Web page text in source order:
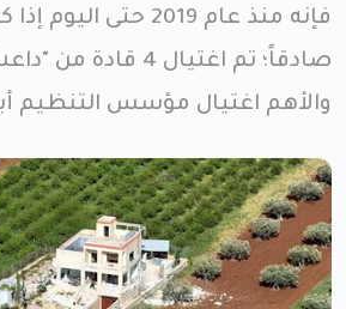
فإنه منذ عام 2019 حتى
صادقاً؛ تم اغتيال 4
والأهم اغتيال مؤسس التنظيم